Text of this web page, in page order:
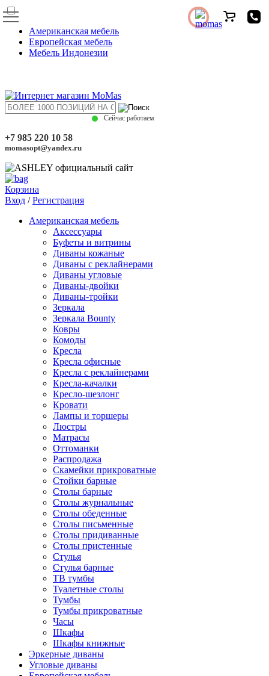
Американская мебель
Европейская мебель
Мебель Индонезии
Сейчас работаем
+7 985 220 10 58
momasopt@yandex.ru
Корзина
Вход /Регистрация
Американская мебель
Аксессуары
Буфеты и витрины
Диваны кожаные
Диваны с реклайнерами
Диваны угловые
Диваны-двойки
Диваны-тройки
Зеркала
Зеркала Bounty
Ковры
Комоды
Кресла
Кресла офисные
Кресла с реклайнерами
Кресла-качалки
Кресло-шезлонг
Кровати
Лампы и торшеры
Люстры
Матрасы
Оттоманки
Распродажа
Скамейки прикроватные
Стойки барные
Столы барные
Столы журнальные
Столы обеденные
Столы письменные
Столы придиванные
Столы пристенные
Стулья
Стулья барные
ТВ тумбы
Туалетные столы
Тумбы
Тумбы прикроватные
Часы
Шкафы
Шкафы книжные
Эркерные диваны
Угловые диваны